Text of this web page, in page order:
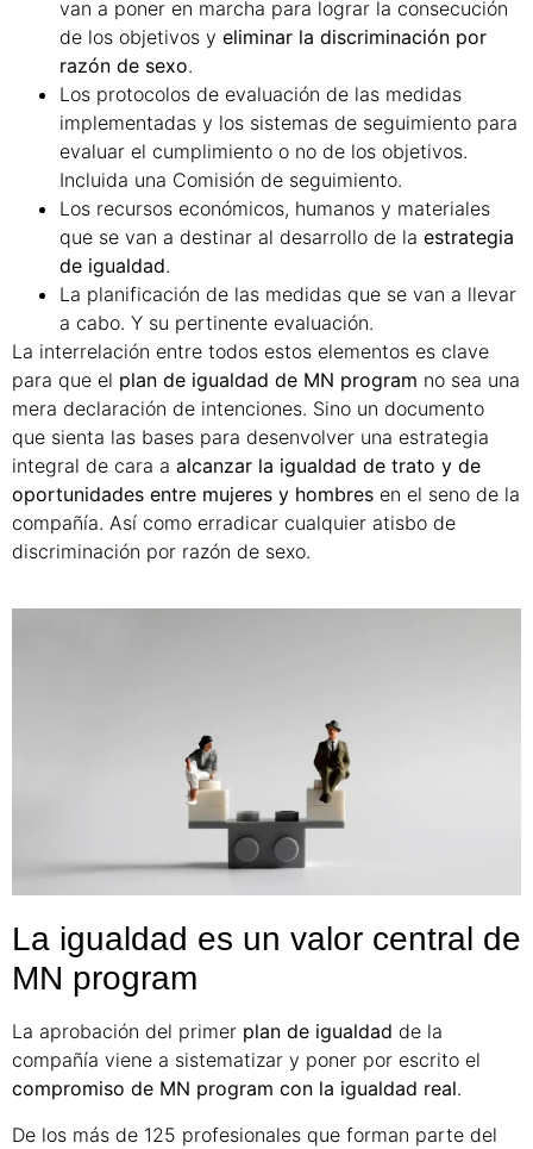
van a poner en marcha para lograr la consecución
de los objetivos y eliminar la discriminación por
razón de sexo.
Los protocolos de evaluación de las medidas
implementadas y los sistemas de seguimiento para
evaluar el cumplimiento o no de los objetivos.
Incluida una Comisión de seguimiento.
Los recursos económicos, humanos y materiales
que se van a destinar al desarrollo de la estrategia
de igualdad.
La planificación de las medidas que se van a llevar
a cabo. Y su pertinente evaluación.
La interrelación entre todos estos elementos es clave
para que el plan de igualdad de MN program no sea una
mera declaración de intenciones. Sino un documento
que sienta las bases para desenvolver una estrategia
integral de cara a alcanzar la igualdad de trato y de
oportunidades entre mujeres y hombres en el seno de la
compañía. Así como erradicar cualquier atisbo de
discriminación por razón de sexo.
La igualdad es un valor central de
MN program
La aprobación del primer plan de igualdad de la
compañía viene a sistematizar y poner por escrito el
compromiso de MN program con la igualdad real.
De los más de 125 profesionales que forman parte del